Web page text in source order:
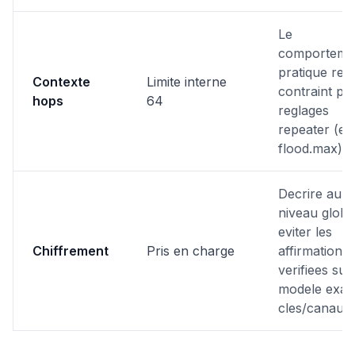
Contexte
hops
Limite interne
64
Le
pratique
contraint
reglages
repeater (ex.
flood.max).
Chiffrement Pris en charge
Decrire au
niveau
eviter les
affirmations
verifiees sur
modele
cles/canaux.